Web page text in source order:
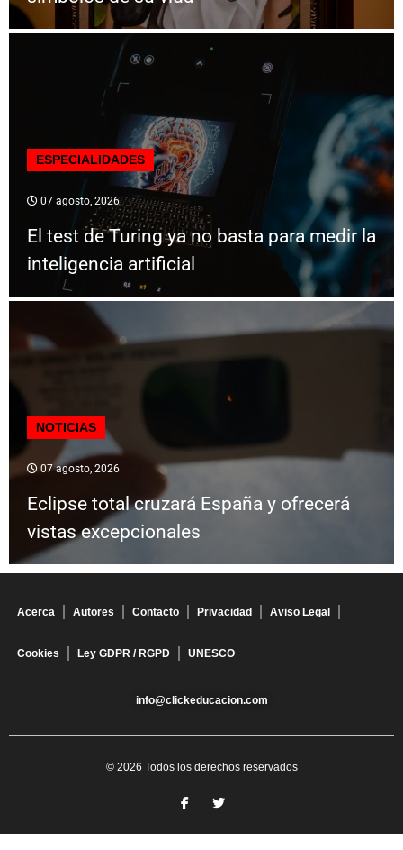
ESPECIALIDADES
07 agosto, 2026
El test de Turing ya no basta para medir la
inteligencia artificial
NOTICIAS
07 agosto, 2026
Eclipse total cruzará España y ofrecerá
vistas excepcionales
Acerca Autores Contacto Privacidad Aviso Legal
Cookies Ley GDPR / RGPD UNESCO
info@clickeducacion.com
© 2026 Todos los derechos reservados